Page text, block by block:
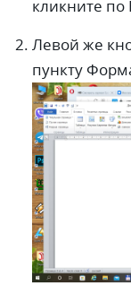
кликните
Левой же
пункту